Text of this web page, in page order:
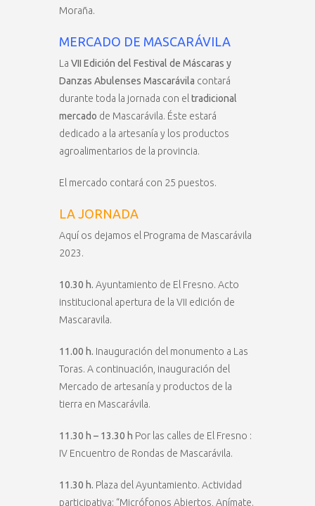
Moraña.
MERCADO DE MASCARÁVILA
La VII Edición del Festival de Máscaras y
Danzas Abulenses Mascarávila contará
durante toda la jornada con el tradicional
mercado de Mascarávila. Éste estará
dedicado a la artesanía y los productos
agroalimentarios de la provincia.
El mercado contará con 25 puestos.
LA JORNADA
Aquí os dejamos el Programa de Mascarávila
2023.
10.30 h. Ayuntamiento de El Fresno. Acto
institucional apertura de la VII edición de
Mascaravila.
11.00 h. Inauguración del monumento a Las
Toras. A continuación, inauguración del
Mercado de artesanía y productos de la
tierra en Mascarávila.
11.30 h – 13.30 h Por las calles de El Fresno :
IV Encuentro de Rondas de Mascarávila.
11.30 h. Plaza del Ayuntamiento. Actividad
participativa: “Micrófonos Abiertos, Anímate.